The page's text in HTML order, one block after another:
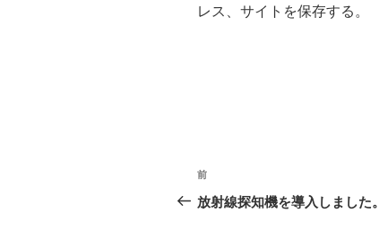
レス、サイトを保存する。
投
稿
前
の
前
放射線探知機を導入しました。